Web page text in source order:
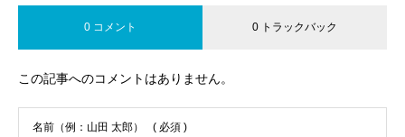
0 コメント 0 トラックバック
この記事へのコメントはありません。
名前（例：山田 太郎） ( 必須 )